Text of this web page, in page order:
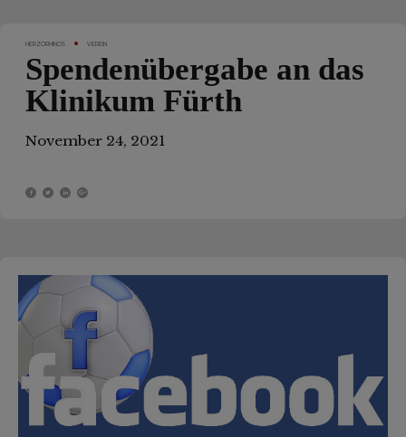
HERZORHINOS VEREIN
Spendenübergabe an das
Klinikum Fürth
November 24, 2021